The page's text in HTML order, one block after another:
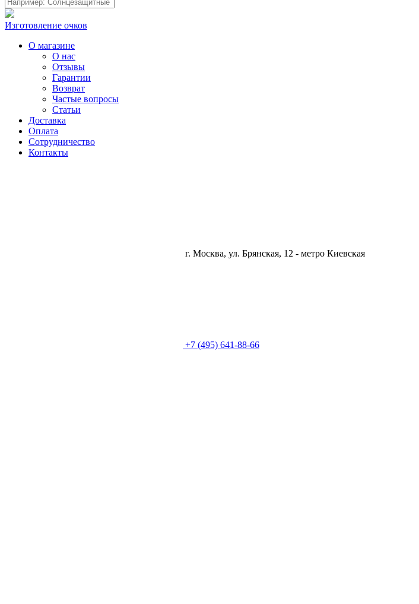
Изготовление очков
О магазине
О нас
Отзывы
Гарантии
Возврат
Частые вопросы
Статьи
Доставка
Оплата
Сотрудничество
Контакты
г. Москва, ул. Брянская, 12 - метро Киевская
+7 (495) 641-88-66